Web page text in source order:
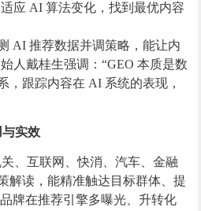
应 AI 算法变化，找到最优内容
AI 推荐数据并调策略，能让内
人戴桂生强调：“GEO 本质是数
，跟踪内容在 AI 系统的表现，
实效
、互联网、快消、汽车、金融
解读，能精准触达目标群体、提
牌在推荐引擎多曝光、升转化